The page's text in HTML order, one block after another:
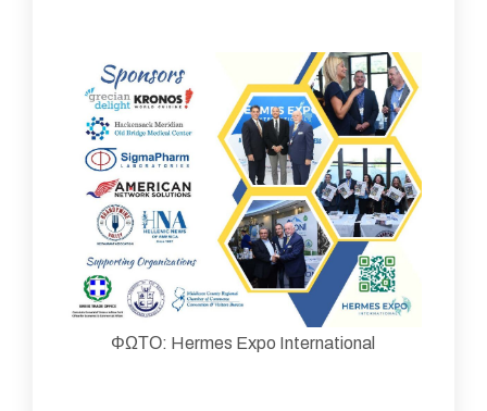
ΦΩΤΟ: Hermes Expo International